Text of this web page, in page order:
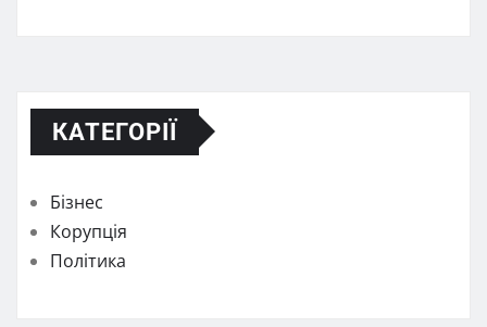
КАТЕГОРІЇ
Бізнес
Корупція
Політика